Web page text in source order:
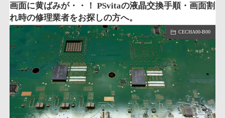
画面に黄ばみが・・！ PSvitaの液晶交換手順・画面割
れ時の修理業者をお探しの方へ。
CECHA00-B00